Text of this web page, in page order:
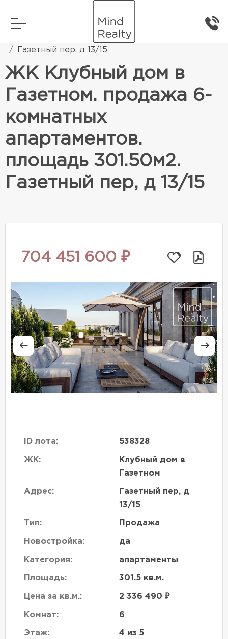
Элитная жилая недвижимость
Газетный пер, д 13/15
ЖК Клубный дом в
Газетном. продажа 6-
комнатных
апартаментов.
площадь 301.50м2.
Газетный пер, д 13/15
704 451 600 ₽
ID лота: 538328
ЖК:
Клубный дом в
Газетном
Адрес:
Газетный пер, д
13/15
Тип: Продажа
Новостройка: да
Категория: апартаменты
Площадь: 301.5 кв.м.
Цена за кв.м.: 2 336 490 ₽
Комнат: 6
Этаж: 4 из 5